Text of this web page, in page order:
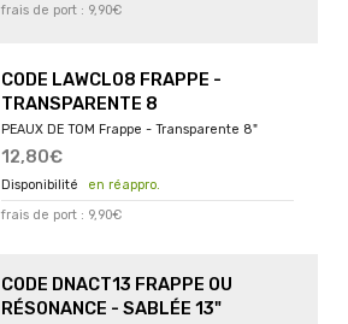
frais de port : 9,90€
CODE LAWCL08 FRAPPE -
TRANSPARENTE 8
PEAUX DE TOM Frappe - Transparente 8"
12,80€
en réappro.
frais de port : 9,90€
CODE DNACT13 FRAPPE OU
RÉSONANCE - SABLÉE 13"